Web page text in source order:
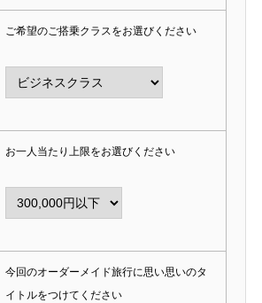
ご希望のご搭乗クラスをお選びください
お一人当たり上限をお選びください
今回のオーダーメイド旅行に思い思いのタ
イトルをつけてください